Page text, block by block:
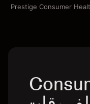
Prestige Consumer